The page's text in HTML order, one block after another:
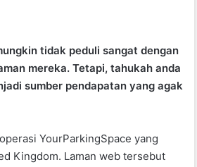
tidak peduli sangat dengan
mereka. Tetapi, tahukah anda
sumber pendapatan yang agak
YourParkingSpace yang
Kingdom. Laman web tersebut